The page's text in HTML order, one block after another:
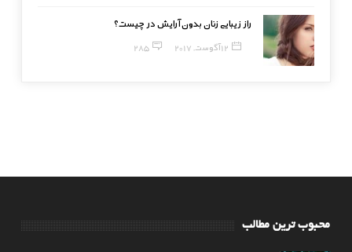
راز زیبایی زنان بدون آرایش در چیست؟
12 آگوست, 2017 285
محبوب ترین مطالب